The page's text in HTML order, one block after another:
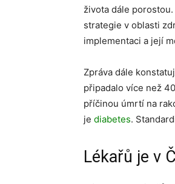
života dále
strategie v oblasti
implementaci a její
Zpráva dále
připadalo více než
příčinou úmrtí na
je diabetes.
Lékařů je v